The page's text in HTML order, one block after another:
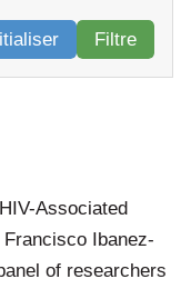
Filtre
Associated
Ibanez-
of researchers